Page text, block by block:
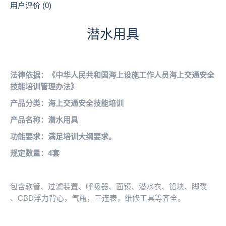
用户评价 (0)
潜水用具
法律依据：《中华人民共和国海上设施工作人员海上交通安全
技能培训管理办法》
产品分类：海上交通安全技能培训
产品名称：潜水用具
功能要求：满足培训大纲要求。
规定数量：4套
包含软管、过滤装置、呼吸器、面镜、潜水衣、铅块、脚蹼
、CBD浮力背心，气瓶，三连表，维修工具等齐全。